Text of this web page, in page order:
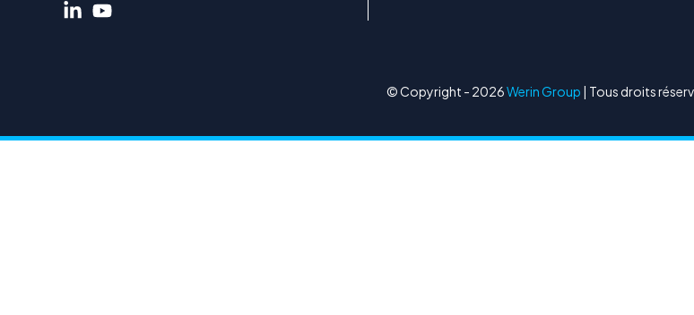
© Copyright - 2026Werin Group | Tous droits